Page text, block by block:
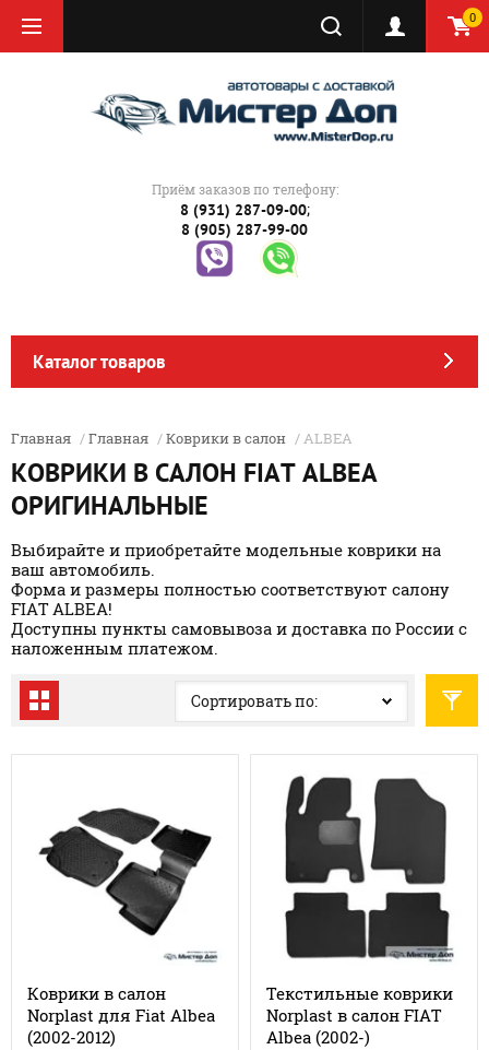
0
Приём заказов по телефону:
8 (931) 287-09-00;
8 (905) 287-99-00
Каталог товаров
Главная /Главная /Коврики в салон / ALBEA
КОВРИКИ В САЛОН FIAT ALBEA
ОРИГИНАЛЬНЫЕ
Выбирайте и приобретайте модельные коврики на
ваш автомобиль.
Форма и размеры полностью соответствуют салону
FIAT ALBEA!
Доступны пункты самовывоза и доставка по России с
наложенным платежом.
Сортировать по:
Коврики в салон
Norplast для Fiat Albea
(2002-2012)
Текстильные коврики
Norplast в салон FIAT
Albea (2002-)